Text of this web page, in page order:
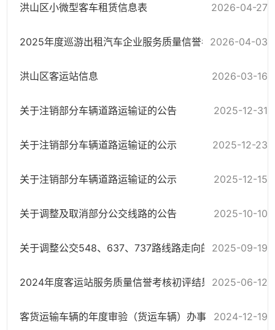
洪山区小微型客车租赁信息表 2026-04-27
2025年度巡游出租汽车企业服务质量信誉考核初评情况
2026-04-03
洪山区客运站信息 2026-03-16
关于注销部分车辆道路运输证的公告 2025-12-31
关于注销部分车辆道路运输证的公示 2025-12-23
关于注销部分车辆道路运输证的公示 2025-12-15
关于调整及取消部分公交线路的公告 2025-10-10
关于调整公交548、637、737路线路走向的公告2025-09-19
2024年度客运站服务质量信誉考核初评结果公示2025-06-12
客货运输车辆的年度审验（货运车辆）办事指南2024-12-19